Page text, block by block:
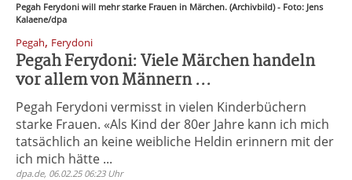
Pegah Ferydoni will mehr starke Frauen in Märchen. (Archivbild) - Foto: Jens
Kalaene/dpa
Pegah, Ferydoni
Pegah Ferydoni: Viele Märchen handeln
vor allem von Männern ...
Pegah Ferydoni vermisst in vielen Kinderbüchern
starke Frauen. «Als Kind der 80er Jahre kann ich mich
tatsächlich an keine weibliche Heldin erinnern mit der
ich mich hätte ...
dpa.de, 06.02.25 06:23 Uhr